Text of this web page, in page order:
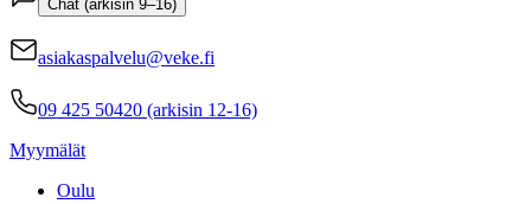
Chat (arkisin 9–16)
asiakaspalvelu@veke.fi
09 425 50420 (arkisin 12-16)
Myymälät
Oulu